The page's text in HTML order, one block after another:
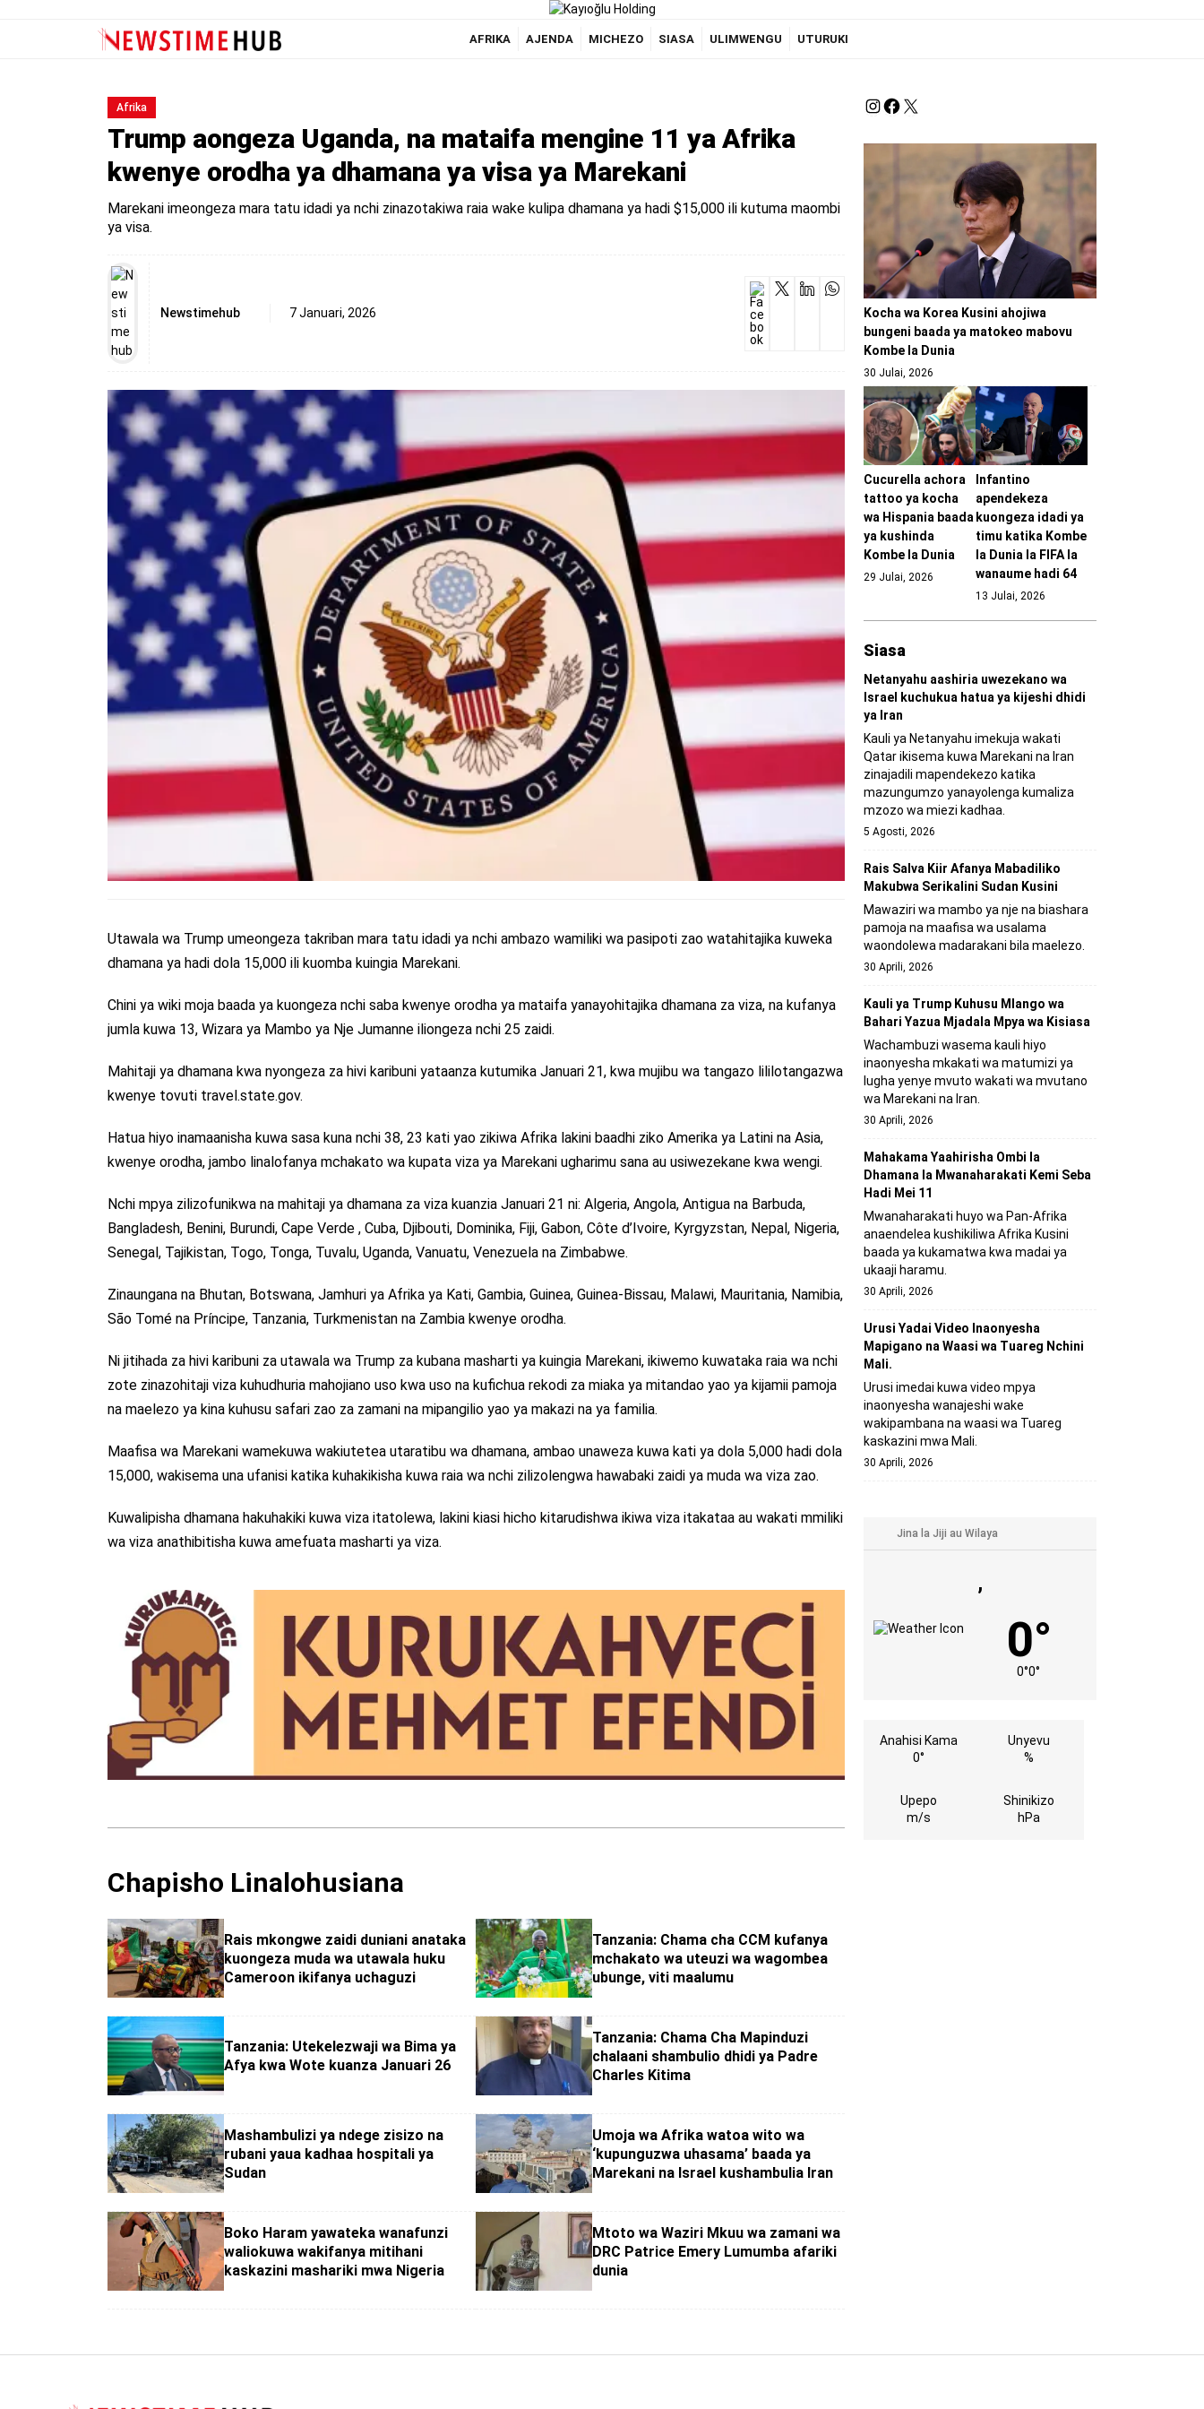
AFRIKA AJENDA MICHEZO SIASA ULIMWENGU UTURUKI
Afrika
Trump aongeza Uganda, na mataifa mengine 11 ya Afrika
kwenye orodha ya dhamana ya visa ya Marekani
Marekani imeongeza mara tatu idadi ya nchi zinazotakiwa raia wake kulipa dhamana ya hadi $15,000 ili kutuma maombi
ya visa.
Newstimehub 7 Januari, 2026
Utawala wa Trump umeongeza takriban mara tatu idadi ya nchi ambazo wamiliki wa pasipoti zao watahitajika kuweka
dhamana ya hadi dola 15,000 ili kuomba kuingia Marekani.
Chini ya wiki moja baada ya kuongeza nchi saba kwenye orodha ya mataifa yanayohitajika dhamana za viza, na kufanya
jumla kuwa 13, Wizara ya Mambo ya Nje Jumanne iliongeza nchi 25 zaidi.
Mahitaji ya dhamana kwa nyongeza za hivi karibuni yataanza kutumika Januari 21, kwa mujibu wa tangazo lililotangazwa
kwenye tovuti travel.state.gov.
Hatua hiyo inamaanisha kuwa sasa kuna nchi 38, 23 kati yao zikiwa Afrika lakini baadhi ziko Amerika ya Latini na Asia,
kwenye orodha, jambo linalofanya mchakato wa kupata viza ya Marekani ugharimu sana au usiwezekane kwa wengi.
Nchi mpya zilizofunikwa na mahitaji ya dhamana za viza kuanzia Januari 21 ni: Algeria, Angola, Antigua na Barbuda,
Bangladesh, Benini, Burundi, Cape Verde , Cuba, Djibouti, Dominika, Fiji, Gabon, Côte d’Ivoire, Kyrgyzstan, Nepal, Nigeria,
Senegal, Tajikistan, Togo, Tonga, Tuvalu, Uganda, Vanuatu, Venezuela na Zimbabwe.
Zinaungana na Bhutan, Botswana, Jamhuri ya Afrika ya Kati, Gambia, Guinea, Guinea-Bissau, Malawi, Mauritania, Namibia,
São Tomé na Príncipe, Tanzania, Turkmenistan na Zambia kwenye orodha.
Ni jitihada za hivi karibuni za utawala wa Trump za kubana masharti ya kuingia Marekani, ikiwemo kuwataka raia wa nchi
zote zinazohitaji viza kuhudhuria mahojiano uso kwa uso na kufichua rekodi za miaka ya mitandao yao ya kijamii pamoja
na maelezo ya kina kuhusu safari zao za zamani na mipangilio yao ya makazi na ya familia.
Maafisa wa Marekani wamekuwa wakiutetea utaratibu wa dhamana, ambao unaweza kuwa kati ya dola 5,000 hadi dola
15,000, wakisema una ufanisi katika kuhakikisha kuwa raia wa nchi zilizolengwa hawabaki zaidi ya muda wa viza zao.
Kuwalipisha dhamana hakuhakiki kuwa viza itatolewa, lakini kiasi hicho kitarudishwa ikiwa viza itakataa au wakati mmiliki
wa viza anathibitisha kuwa amefuata masharti ya viza.
Chapisho Linalohusiana
Rais mkongwe zaidi duniani anataka
kuongeza muda wa utawala huku
Cameroon ikifanya uchaguzi
Tanzania: Chama cha CCM kufanya
mchakato wa uteuzi wa wagombea
ubunge, viti maalumu
Tanzania: Utekelezwaji wa Bima ya
Afya kwa Wote kuanza Januari 26
Tanzania: Chama Cha Mapinduzi
chalaani shambulio dhidi ya Padre
Charles Kitima
Mashambulizi ya ndege zisizo na
rubani yaua kadhaa hospitali ya
Sudan
Umoja wa Afrika watoa wito wa
‘kupunguzwa uhasama’ baada ya
Marekani na Israel kushambulia Iran
Boko Haram yawateka wanafunzi
waliokuwa wakifanya mitihani
kaskazini mashariki mwa Nigeria
Mtoto wa Waziri Mkuu wa zamani wa
DRC Patrice Emery Lumumba afariki
dunia
Kocha wa Korea Kusini ahojiwa
bungeni baada ya matokeo mabovu
Kombe la Dunia
30 Julai, 2026
Cucurella achora
tattoo ya kocha
wa Hispania baada
ya kushinda
Kombe la Dunia
29 Julai, 2026
Infantino
apendekeza
kuongeza idadi ya
timu katika Kombe
la Dunia la FIFA la
wanaume hadi 64
13 Julai, 2026
Siasa
Netanyahu aashiria uwezekano wa
Israel kuchukua hatua ya kijeshi dhidi
ya Iran
Kauli ya Netanyahu imekuja wakati
Qatar ikisema kuwa Marekani na Iran
zinajadili mapendekezo katika
mazungumzo yanayolenga kumaliza
mzozo wa miezi kadhaa.
5 Agosti, 2026
Rais Salva Kiir Afanya Mabadiliko
Makubwa Serikalini Sudan Kusini
Mawaziri wa mambo ya nje na biashara
pamoja na maafisa wa usalama
waondolewa madarakani bila maelezo.
30 Aprili, 2026
Kauli ya Trump Kuhusu Mlango wa
Bahari Yazua Mjadala Mpya wa Kisiasa
Wachambuzi wasema kauli hiyo
inaonyesha mkakati wa matumizi ya
lugha yenye mvuto wakati wa mvutano
wa Marekani na Iran.
30 Aprili, 2026
Mahakama Yaahirisha Ombi la
Dhamana la Mwanaharakati Kemi Seba
Hadi Mei 11
Mwanaharakati huyo wa Pan-Afrika
anaendelea kushikiliwa Afrika Kusini
baada ya kukamatwa kwa madai ya
ukaaji haramu.
30 Aprili, 2026
Urusi Yadai Video Inaonyesha
Mapigano na Waasi wa Tuareg Nchini
Mali.
Urusi imedai kuwa video mpya
inaonyesha wanajeshi wake
wakipambana na waasi wa Tuareg
kaskazini mwa Mali.
30 Aprili, 2026
,
0°
0°0°
Anahisi Kama
0°
Unyevu
%
Upepo
m/s
Shinikizo
hPa